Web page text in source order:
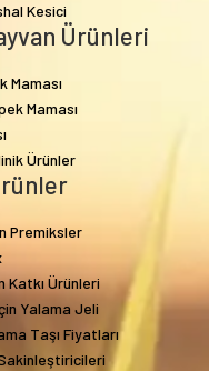
Kesici
Ürünleri
Maması
Maması
Ürünler
Premiksler
Katkı Ürünleri
Yalama Jeli
Taşı Fiyatları